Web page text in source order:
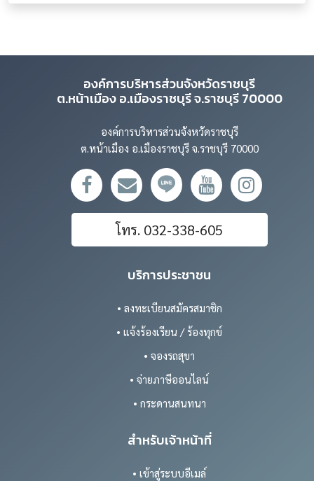
องค์การบริหารส่วนจังหวัดราชบุรี
ต.หน้าเมือง อ.เมืองราชบุรี จ.ราชบุรี 70000
องค์การบริหารส่วนจังหวัดราชบุรี
ต.หน้าเมือง อ.เมืองราชบุรี จ.ราชบุรี 70000
โทร. 032-338-605
บริการประชาชน
• ลงทะเบียนสมัครสมาชิก
• แจ้งร้องเรียน / ร้องทุกข์
• จองรถสุขา
• จ่ายภาษีออนไลน์
• กระดานสนทนา
สำหรับเจ้าหน้าที่
• เข้าสู่ระบบอีเมล์